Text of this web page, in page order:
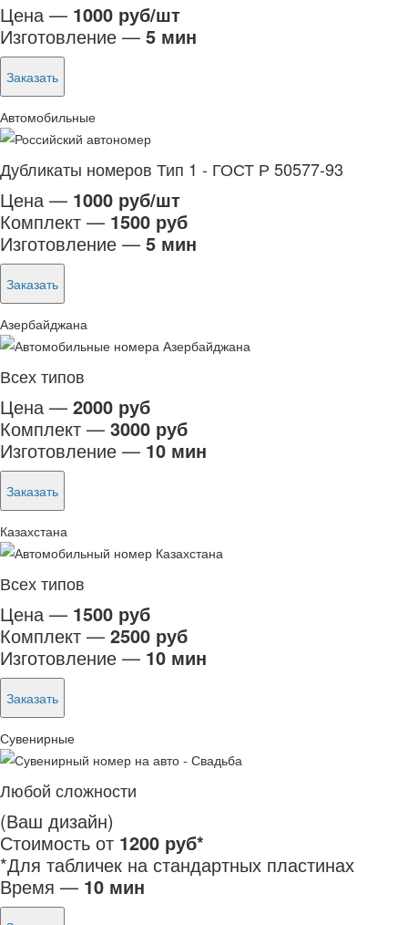
Цена — 1000 руб/шт
Изготовление — 5 мин
Заказать
Автомобильные
Дубликаты номеров Тип 1 - ГОСТ Р 50577-93
Цена — 1000 руб/шт
Комплект — 1500 руб
Изготовление — 5 мин
Заказать
Азербайджана
Всех типов
Цена — 2000 руб
Комплект — 3000 руб
Изготовление — 10 мин
Заказать
Казахстана
Всех типов
Цена — 1500 руб
Комплект — 2500 руб
Изготовление — 10 мин
Заказать
Сувенирные
Любой сложности
(Ваш дизайн)
Стоимость от 1200 руб*
*Для табличек на стандартных пластинах
Время — 10 мин